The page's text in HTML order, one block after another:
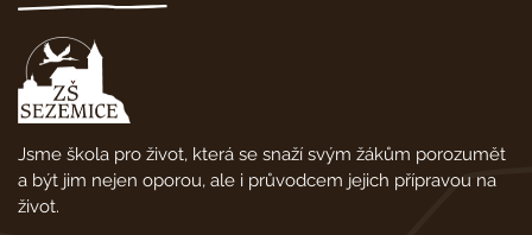
Jsme škola pro život, která se snaží svým žákům porozumět
a být jim nejen oporou, ale i průvodcem jejich přípravou na
život.